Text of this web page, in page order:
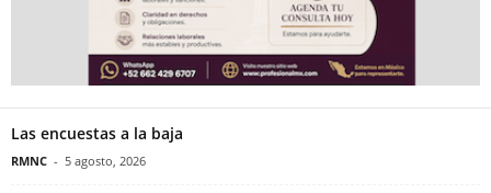
Las encuestas a la baja
RMNC - 5 agosto, 2026